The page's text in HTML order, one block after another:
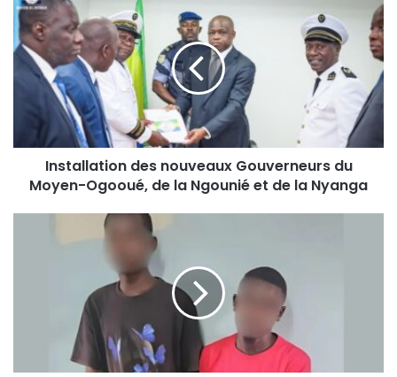
Installation des nouveaux Gouverneurs du
Moyen-Ogooué, de la Ngounié et de la Nyanga